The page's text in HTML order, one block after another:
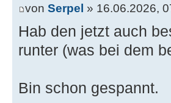
von Serpel » 16.06.2026,
Hab den jetzt auch
runter (was bei dem
Bin schon gespannt.